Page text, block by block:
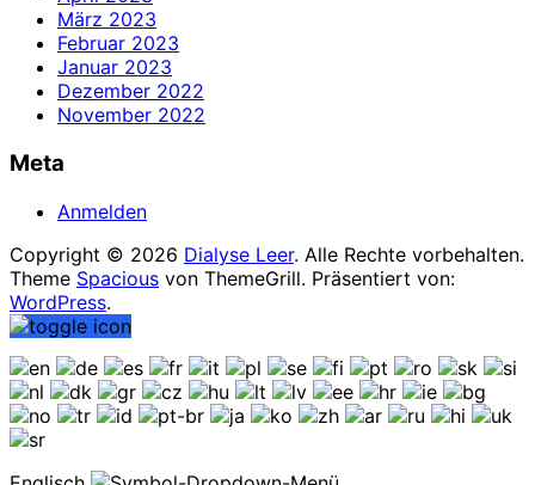
März 2023
Februar 2023
Januar 2023
Dezember 2022
November 2022
Meta
Anmelden
Copyright © 2026 Dialyse Leer. Alle Rechte vorbehalten.
Theme Spacious von ThemeGrill. Präsentiert von:
WordPress.